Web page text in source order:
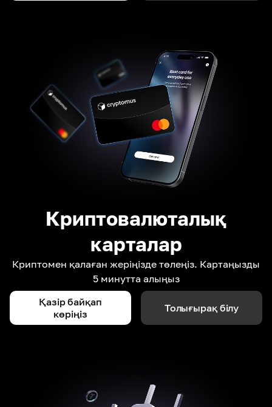
Криптовалюталық
карталар
Криптомен қалаған жеріңізде төлеңіз. Картаңызды
5 минутта алыңыз
Қазір байқап
көріңіз
Толығырақ білу